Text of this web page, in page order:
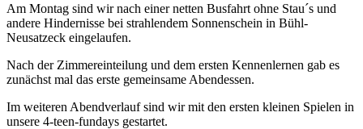
Am Montag sind wir nach einer netten Busfahrt ohne Stau´s und
andere Hindernisse bei strahlendem Sonnenschein in Bühl-
Neusatzeck eingelaufen.
Nach der Zimmereinteilung und dem ersten Kennenlernen gab es
zunächst mal das erste gemeinsame Abendessen.
Im weiteren Abendverlauf sind wir mit den ersten kleinen Spielen in
unsere 4-teen-fundays gestartet.